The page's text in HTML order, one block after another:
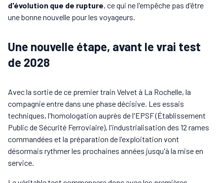
d'évolution que de rupture, ce qui ne l'empêche pas d'être
une bonne nouvelle pour les voyageurs.
Une nouvelle étape, avant le vrai test
de 2028
Avec la sortie de ce premier train Velvet à La Rochelle, la
compagnie entre dans une phase décisive. Les essais
techniques, l'homologation auprès de l'EPSF (Établissement
Public de Sécurité Ferroviaire), l'industrialisation des 12 rames
commandées et la préparation de l'exploitation vont
désormais rythmer les prochaines années jusqu'à la mise en
service.